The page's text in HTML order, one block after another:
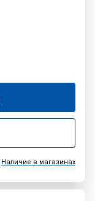
Наличие в магазинах